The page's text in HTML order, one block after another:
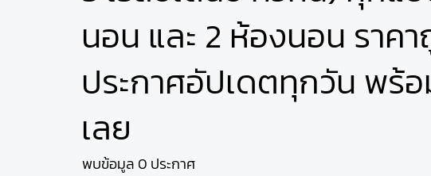
นอน และ 2 ห้องนอน ราค
ประกาศอัปเดตทุกวัน พร้อ
เลย
พบข้อมูล 0 ประกาศ